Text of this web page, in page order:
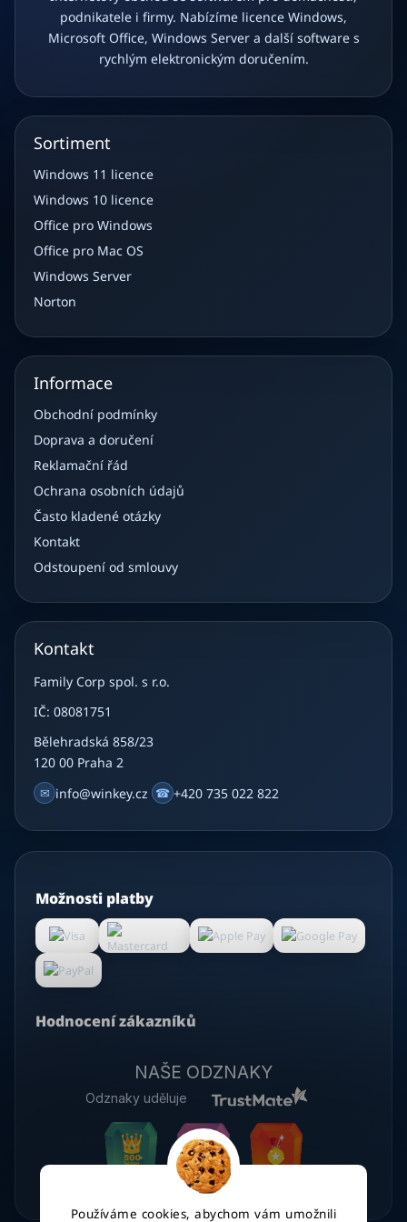
Používáme cookies, abychom vám umožnili
podnikatele i firmy. Nabízíme licence Windows,
Microsoft Office, Windows Server a další software s
rychlým elektronickým doručením.
Sortiment
Windows 11 licence
Windows 10 licence
Office pro Windows
Office pro Mac OS
Windows Server
Norton
Informace
Obchodní podmínky
Doprava a doručení
Reklamační řád
Ochrana osobních údajů
Často kladené otázky
Kontakt
Odstoupení od smlouvy
Kontakt
Family Corp spol. s r.o.
IČ: 08081751
Bělehradská 858/23
120 00 Praha 2
✉ info@winkey.cz ☎ +420 735 022 822
Možnosti platby
Hodnocení zákazníků
NAŠE ODZNAKY
Odznaky uděluje